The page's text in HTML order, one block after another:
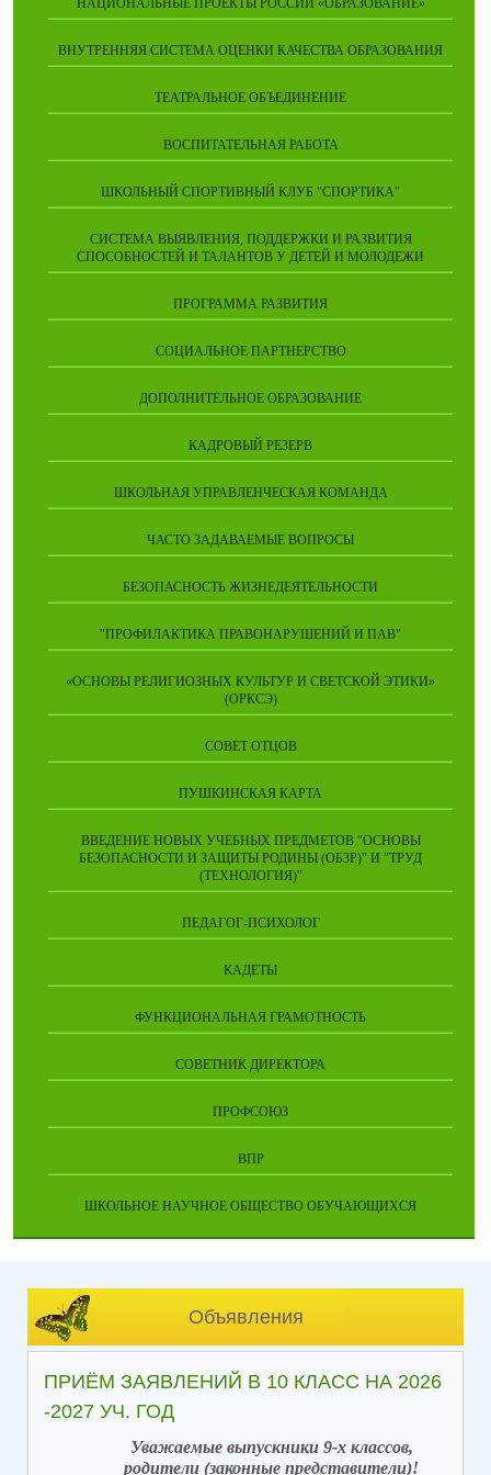
НАЦИОНАЛЬНЫЕ ПРОЕКТЫ РОССИИ «ОБРАЗОВАНИЕ»
ВНУТРЕННЯЯ СИСТЕМА ОЦЕНКИ КАЧЕСТВА ОБРАЗОВАНИЯ
ТЕАТРАЛЬНОЕ ОБЪЕДИНЕНИЕ
ВОСПИТАТЕЛЬНАЯ РАБОТА
ШКОЛЬНЫЙ СПОРТИВНЫЙ КЛУБ "СПОРТИКА"
СИСТЕМА ВЫЯВЛЕНИЯ, ПОДДЕРЖКИ И РАЗВИТИЯ
СПОСОБНОСТЕЙ И ТАЛАНТОВ У ДЕТЕЙ И МОЛОДЕЖИ
ПРОГРАММА РАЗВИТИЯ
СОЦИАЛЬНОЕ ПАРТНЕРСТВО
ДОПОЛНИТЕЛЬНОЕ ОБРАЗОВАНИЕ
КАДРОВЫЙ РЕЗЕРВ
ШКОЛЬНАЯ УПРАВЛЕНЧЕСКАЯ КОМАНДА
ЧАСТО ЗАДАВАЕМЫЕ ВОПРОСЫ
БЕЗОПАСНОСТЬ ЖИЗНЕДЕЯТЕЛЬНОСТИ
"ПРОФИЛАКТИКА ПРАВОНАРУШЕНИЙ И ПАВ"
«ОСНОВЫ РЕЛИГИОЗНЫХ КУЛЬТУР И СВЕТСКОЙ ЭТИКИ»
(ОРКСЭ)
СОВЕТ ОТЦОВ
ПУШКИНСКАЯ КАРТА
ВВЕДЕНИЕ НОВЫХ УЧЕБНЫХ ПРЕДМЕТОВ "ОСНОВЫ
БЕЗОПАСНОСТИ И ЗАЩИТЫ РОДИНЫ (ОБЗР)" И "ТРУД
(ТЕХНОЛОГИЯ)"
ПЕДАГОГ-ПСИХОЛОГ
КАДЕТЫ
ФУНКЦИОНАЛЬНАЯ ГРАМОТНОСТЬ
СОВЕТНИК ДИРЕКТОРА
ПРОФСОЮЗ
ВПР
ШКОЛЬНОЕ НАУЧНОЕ ОБЩЕСТВО ОБУЧАЮЩИХСЯ
Объявления
ПРИЁМ ЗАЯВЛЕНИЙ В 10 КЛАСС НА 2026
-2027 УЧ. ГОД
Уважаемые выпускники 9-х классов,
родители (законные представители)!